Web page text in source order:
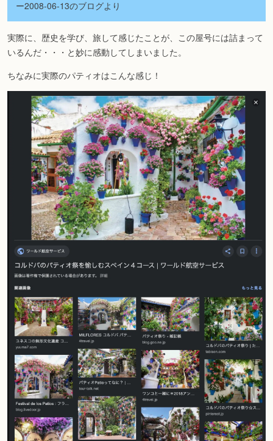
ー2008-06-13のブログより
実際に、歴史を学び、旅して感じたことが、この屋号には詰まって
いるんだ・・・と妙に感動してしまいました。
ちなみに実際のパティオはこんな感じ！